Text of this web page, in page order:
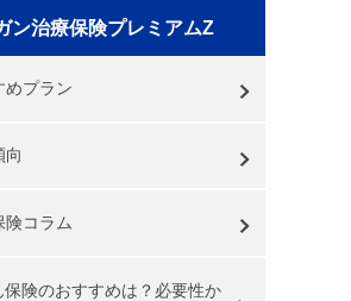
ン治療保険プレミアムZ
めプラン
向
険コラム
保険のおすすめは？必要性か